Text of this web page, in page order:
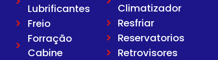
Lubrificantes
Freio
Forração
Cabine
Climatizador
Resfriar
Reservatorios
Retrovisores